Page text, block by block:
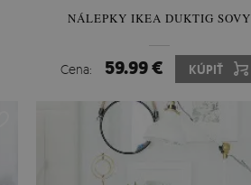
NÁLEPKY IKEA DUKTIG SOVY
Cena: 59.99 € KÚPIŤ